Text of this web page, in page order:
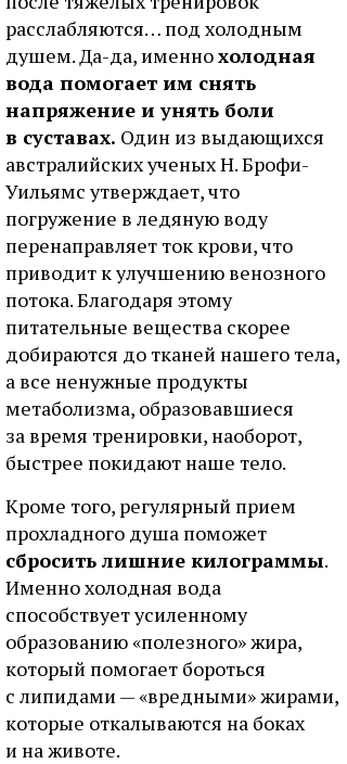
расслабляются… под холодным
душем. Да-да, именнохолодная
вода помогает им снять
напряжение и унять боли
в суставах. Один из выдающихся
австралийских ученых Н. Брофи-
Уильямс утверждает, что
погружение в ледяную воду
перенаправляет ток крови, что
приводит к улучшению венозного
потока. Благодаря этому
питательные вещества скорее
добираются до тканей нашего тела,
а все ненужные продукты
метаболизма, образовавшиеся
за время тренировки, наоборот,
быстрее покидают наше тело.
Кроме того, регулярный прием
прохладного душа поможет
сбросить лишние килограммы.
Именно холодная вода
способствует усиленному
образованию «полезного» жира,
который помогает бороться
с липидами — «вредными» жирами,
которые откалываются на боках
и на животе.